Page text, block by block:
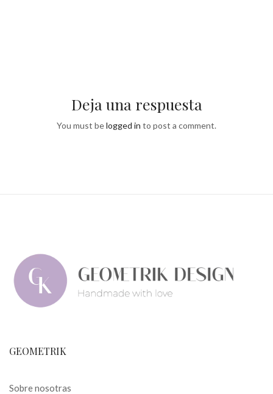
Deja una respuesta
You must belogged in to post a comment.
GEOMETRIK
Sobre nosotras